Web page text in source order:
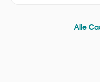
Alle